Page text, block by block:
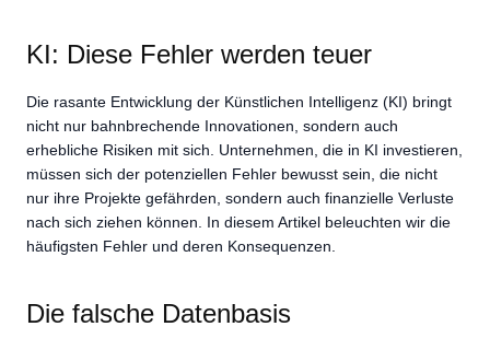
KI: Diese Fehler werden teuer
Die rasante Entwicklung der Künstlichen Intelligenz (KI) bringt
nicht nur bahnbrechende Innovationen, sondern auch
erhebliche Risiken mit sich. Unternehmen, die in KI investieren,
müssen sich der potenziellen Fehler bewusst sein, die nicht
nur ihre Projekte gefährden, sondern auch finanzielle Verluste
nach sich ziehen können. In diesem Artikel beleuchten wir die
häufigsten Fehler und deren Konsequenzen.
Die falsche Datenbasis